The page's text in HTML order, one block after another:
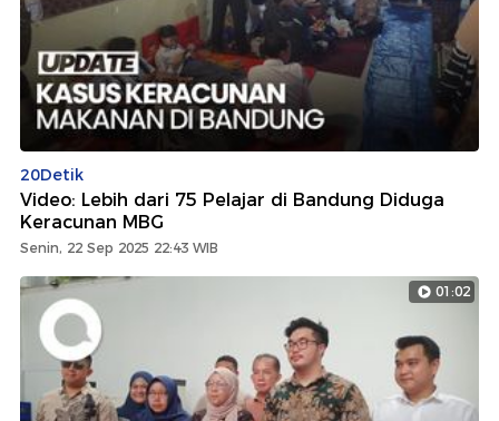
20Detik
Video: Lebih dari 75 Pelajar di Bandung Diduga
Keracunan MBG
Senin, 22 Sep 2025 22:43 WIB
01:02